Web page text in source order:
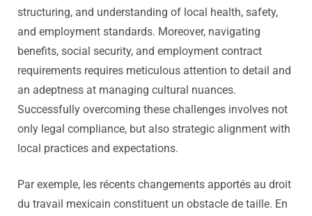
structuring, and understanding of local health, safety,
and employment standards. Moreover, navigating
benefits, social security, and employment contract
requirements requires meticulous attention to detail and
an adeptness at managing cultural nuances.
Successfully overcoming these challenges involves not
only legal compliance, but also strategic alignment with
local practices and expectations.
Par exemple, les récents changements apportés au droit
du travail mexicain constituent un obstacle de taille. En